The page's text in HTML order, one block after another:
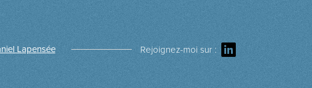
Lapensée Rejoignez-moi sur :